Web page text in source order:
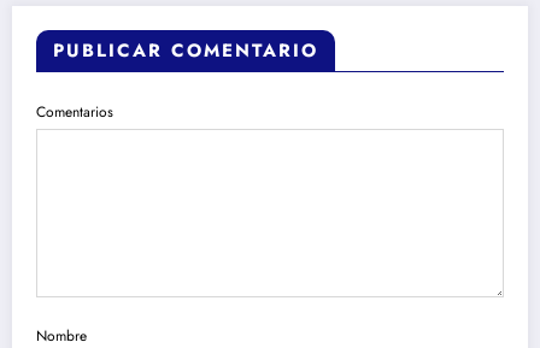
PUBLICAR COMENTARIO
Comentarios
Nombre